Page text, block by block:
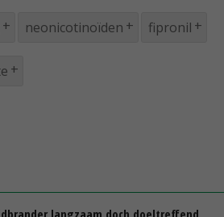
neonicotinoïden fipronil